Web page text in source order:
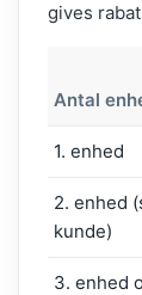
gives
Antal
1. enhed
2. enhed
kunde)
3. enhed